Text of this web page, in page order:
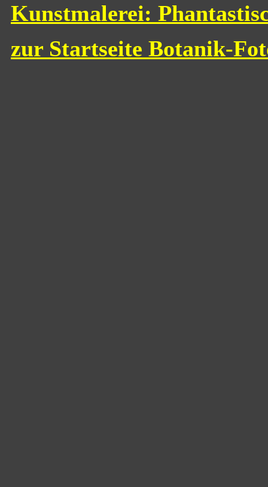
Kunstmalerei:
zur Startseite Botanik-